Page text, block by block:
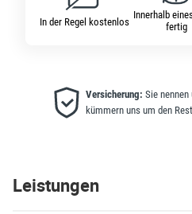
In der Regel kostenlos
Innerhalb
fertig
Versicherung: Sie nennen
kümmern uns um den
Leistungen